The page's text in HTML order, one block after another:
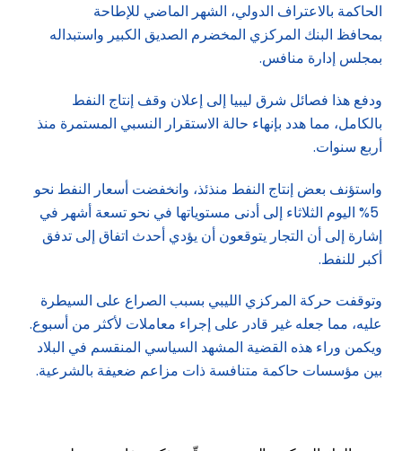
الحاكمة بالاعتراف الدولي، الشهر الماضي للإطاحة
بمحافظ البنك المركزي المخضرم الصديق الكبير واستبداله
بمجلس إدارة منافس.
ودفع هذا فصائل شرق ليبيا إلى إعلان وقف إنتاج النفط
بالكامل، مما هدد بإنهاء حالة الاستقرار النسبي المستمرة منذ
أربع سنوات.
واستؤنف بعض إنتاج النفط منذئذ، وانخفضت أسعار النفط نحو
5% اليوم الثلاثاء إلى أدنى مستوياتها في نحو تسعة أشهر في
إشارة إلى أن التجار يتوقعون أن يؤدي أحدث اتفاق إلى تدفق
أكبر للنفط.
وتوقفت حركة المركزي الليبي بسبب الصراع على السيطرة
عليه، مما جعله غير قادر على إجراء معاملات لأكثر من أسبوع.
ويكمن وراء هذه القضية المشهد السياسي المنقسم في البلاد
بين مؤسسات حاكمة متنافسة ذات مزاعم ضعيفة بالشرعية.